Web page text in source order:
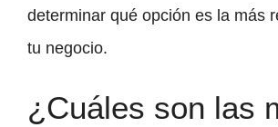
determinar qué opción es la más
tu negocio.
¿Cuáles son las